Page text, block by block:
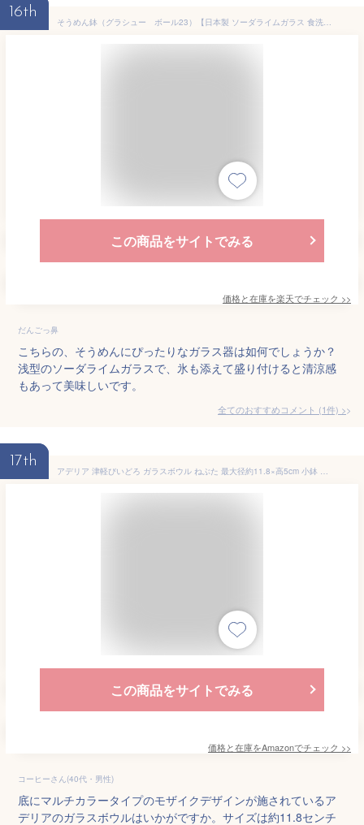
16th
そうめん鉢（グラシュー ボール23）【日本製 ソーダライムガラス 食洗機使用可能 】ガラス食器 そうめん／食器
この商品をサイトでみる
価格と在庫を楽天でチェック >>
だんごっ鼻
こちらの、そうめんにぴったりなガラス器は如何でしょうか？
浅型のソーダライムガラスで、氷も添えて盛り付けると清涼感
もあって美味しいです。
全てのおすすめコメント (1件) >
17th
アデリア 津軽びいどろ ガラスボウル ねぶた 最大径約11.8×高5cm 小鉢 日本製 F-71240
この商品をサイトでみる
価格と在庫をAmazonでチェック >>
コーヒーさん(40代・男性)
底にマルチカラータイプのモザイクデザインが施されているア
デリアのガラスボウルはいかがですか。サイズは約11.8センチ